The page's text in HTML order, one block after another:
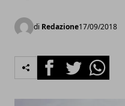
di Redazione17/09/2018
FacebookTwitterWhatsapp